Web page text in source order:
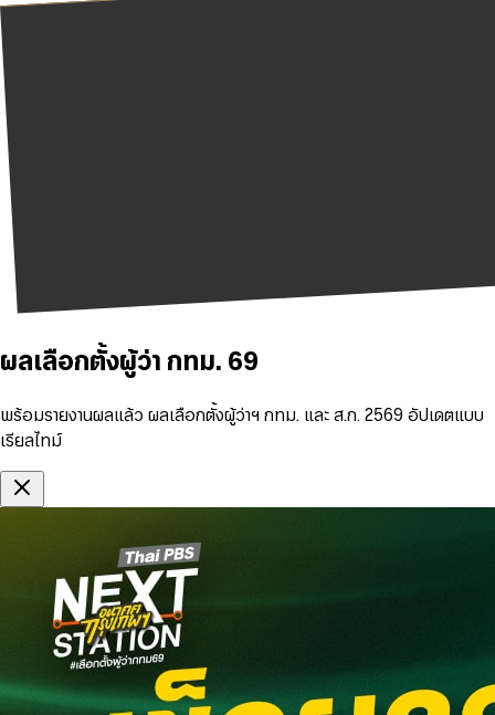
ผลเลือกตั้งผู้ว่า กทม. 69
พร้อมรายงานผลแล้ว ผลเลือกตั้งผู้ว่าฯ กทม. และ ส.ก. 2569 อัปเดตแบบ
เรียลไทม์